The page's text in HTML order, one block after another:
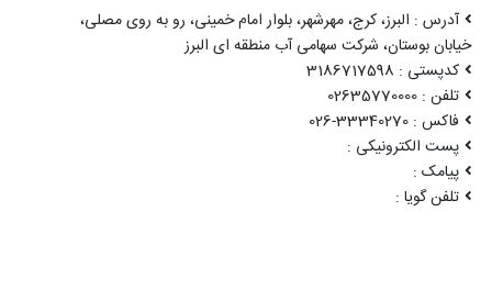
آدرس : البرز، کرج، مهرشهر، بلوار امام خمینی، رو به روی مصلی،
خیابان بوستان، شرکت سهامی آب منطقه ای البرز
کدپستی : 3186717598
تلفن : 02635770000
فاکس : 33340270-026
پست الکترونیکی :
پیامک :
تلفن گویا :